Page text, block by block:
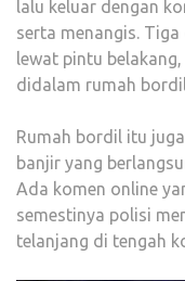
lalu keluar dengan
serta menangis.
lewat pintu
didalam rumah
Rumah bordil itu
banjir yang
Ada komen online
semestinya polisi
telanjang di tengah